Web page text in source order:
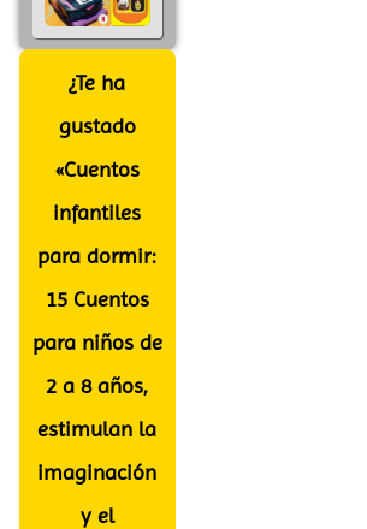
¿Te ha
gustado
«Cuentos
infantiles
para dormir:
15 Cuentos
para niños de
2 a 8 años,
estimulan la
imaginación
y el